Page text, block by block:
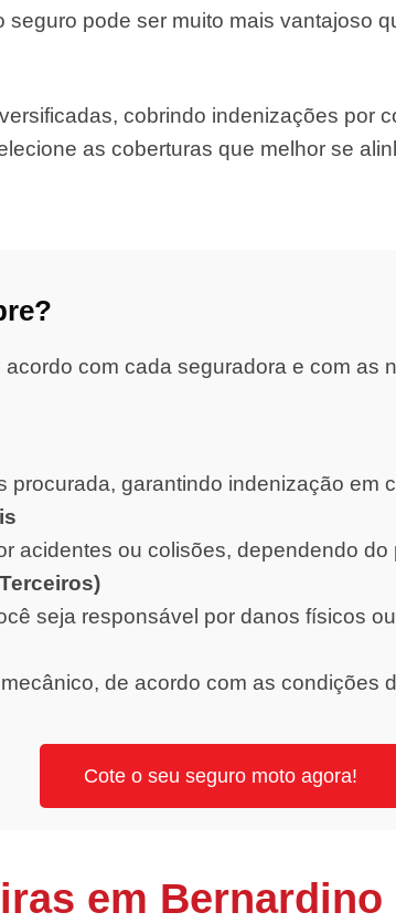
pode ser muito mais vantajoso
cobrindo indenizações por
as coberturas que melhor se
com cada seguradora e com as
procurada, garantindo indenização em
acidentes ou colisões, dependendo do
seja responsável por danos físicos
de acordo com as condições
Cote o seu seguro moto agora!
em Bernardino